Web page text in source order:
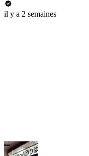
il y a 2 semaines